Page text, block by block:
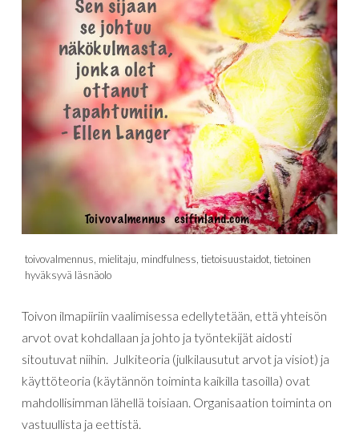
toivovalmennus, mielitaju, mindfulness, tietoisuustaidot, tietoinen
hyväksyvä läsnäolo
Toivon ilmapiiriin vaalimisessa edellytetään, että yhteisön
arvot ovat kohdallaan ja johto ja työntekijät aidosti
sitoutuvat niihin. Julkiteoria (julkilausutut arvot ja visiot) ja
käyttöteoria (käytännön toiminta kaikilla tasoilla) ovat
mahdollisimman lähellä toisiaan. Organisaation toiminta on
vastuullista ja eettistä.